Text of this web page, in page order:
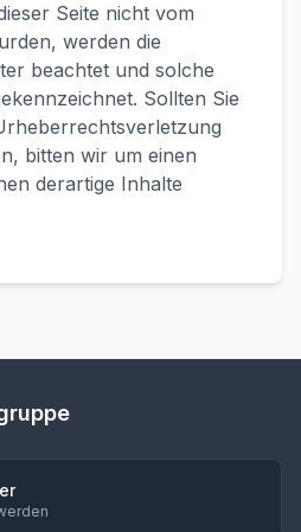
Seite nicht vom
werden die
beachtet und solche
Sollten Sie
bitten wir um einen
derartige Inhalte